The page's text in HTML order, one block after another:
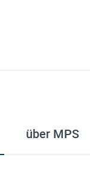
über MPS